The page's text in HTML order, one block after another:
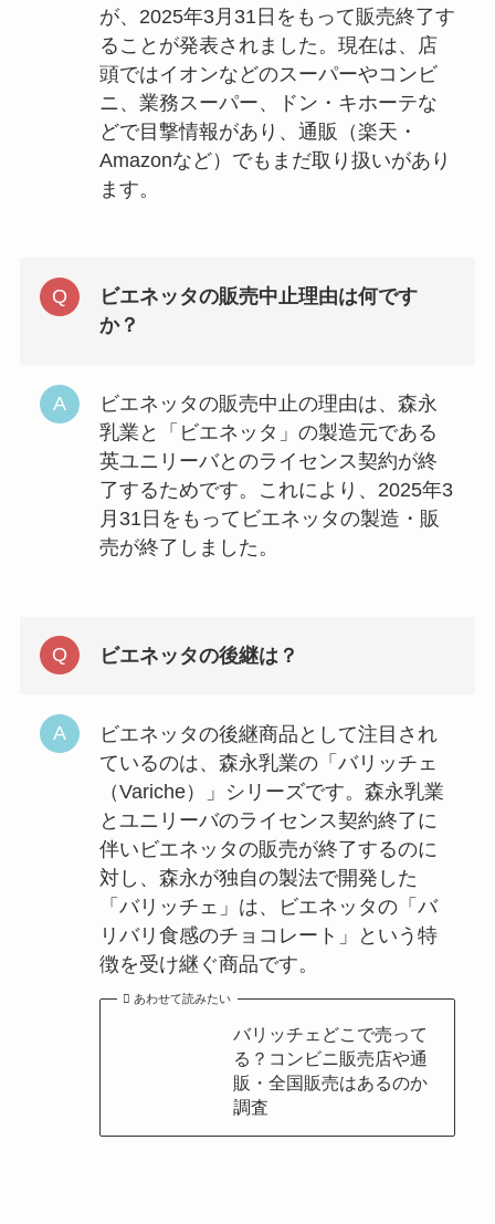
が、2025年3月31日をもって販売終了す
ることが発表されました。現在は、店
頭ではイオンなどのスーパーやコンビ
ニ、業務スーパー、ドン・キホーテな
どで目撃情報があり、通販（楽天・
Amazonなど）でもまだ取り扱いがあり
ます。
ビエネッタの販売中止理由は何です
か？
ビエネッタの販売中止の理由は、森永
乳業と「ビエネッタ」の製造元である
英ユニリーバとのライセンス契約が終
了するためです。これにより、2025年3
月31日をもってビエネッタの製造・販
売が終了しました。
ビエネッタの後継は？
ビエネッタの後継商品として注目され
ているのは、森永乳業の「バリッチェ
（Variche）」シリーズです。森永乳業
とユニリーバのライセンス契約終了に
伴いビエネッタの販売が終了するのに
対し、森永が独自の製法で開発した
「バリッチェ」は、ビエネッタの「バ
リバリ食感のチョコレート」という特
徴を受け継ぐ商品です。
あわせて読みたい
バリッチェどこで売って
る？コンビニ販売店や通
販・全国販売はあるのか
調査